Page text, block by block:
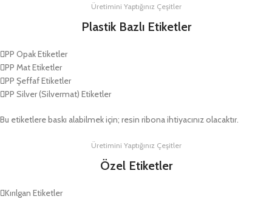
Üretimini Yaptığınız Çeşitler
Plastik Bazlı Etiketler
PP Opak Etiketler
PP Mat Etiketler
PP Şeffaf Etiketler
PP Silver (Silvermat) Etiketler
Bu etiketlere baskı alabilmek için; resin ribona ihtiyacınız olacaktır.
Üretimini Yaptığınız Çeşitler
Özel Etiketler
Kırılgan Etiketler